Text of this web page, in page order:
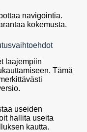
navigointia.
kokemusta.
laajempiin
Tämä
useiden
hallita useita
kautta.